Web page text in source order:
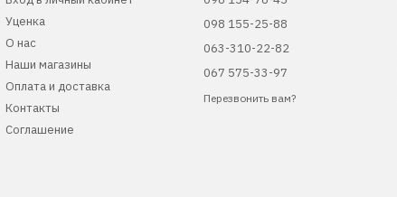
Уценка
О нас
Наши магазины
Оплата и доставка
Контакты
Соглашение
098 155-25-88
063-310-22-82
067 575-33-97
Перезвонить вам?